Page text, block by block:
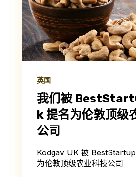
英国
我们被
k 提名为伦敦顶级
公司
Kodgav UK 被
为伦敦顶级农业科技公司